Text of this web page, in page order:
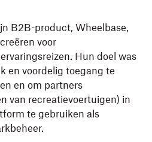
B2B-product, Wheelbase,
voor
Hun doel was
en voordelig toegang te
en om partners
van recreatievoertuigen) in
te gebruiken als